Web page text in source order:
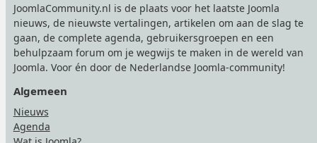
JoomlaCommunity.nl is de plaats voor het laatste Joomla
nieuws, de nieuwste vertalingen, artikelen om aan de slag te
gaan, de complete agenda, gebruikersgroepen en een
behulpzaam forum om je wegwijs te maken in de wereld van
Joomla. Voor én door de Nederlandse Joomla-community!
Algemeen
Nieuws
Agenda